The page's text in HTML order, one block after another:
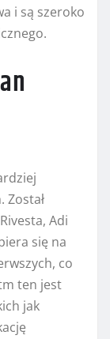
i są szeroko
Został
Adi
się na
co
ten jest
jak